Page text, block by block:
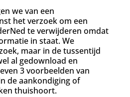
we van een
het verzoek om een
te verwijderen omdat
in staat. We
maar in de tussentijd
al gedownload en
3 voorbeelden van
de aankondiging of
thuishoort.